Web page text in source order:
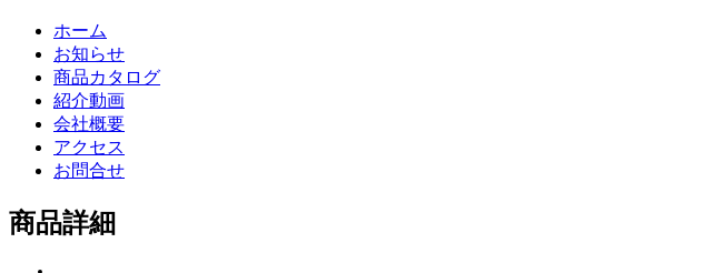
ホーム
お知らせ
商品カタログ
紹介動画
会社概要
アクセス
お問合せ
商品詳細